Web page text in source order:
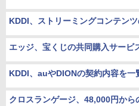
KDDI、ストリーミングコンテン
エッジ、宝くじの共同購入サー
KDDI、auやDIONの契約内容を一
クロスランゲージ、48,000円から